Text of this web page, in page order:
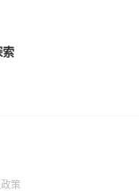
索
策(Open